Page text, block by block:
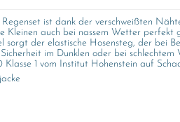
ist dank der verschweißten
Kleinen auch bei nassem Wetter
der elastische Hosensteg, der
im Dunklen oder bei
1 vom Institut Hohenstein auf